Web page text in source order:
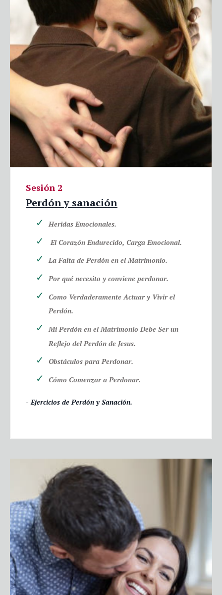
Sesión 2
Perdón y sanación
Heridas Emocionales.
El Corazón Endurecido, Carga Emocional.
La Falta de Perdón en el Matrimonio.
Por qué necesito y conviene perdonar.
Como Verdaderamente Actuar y Vivir el
Perdón.
Mi Perdón en el Matrimonio Debe Ser un
Reflejo del Perdón de Jesus.
Obstáculos para Perdonar.
Cómo Comenzar a Perdonar.
- Ejercicios de Perdón y Sanación.